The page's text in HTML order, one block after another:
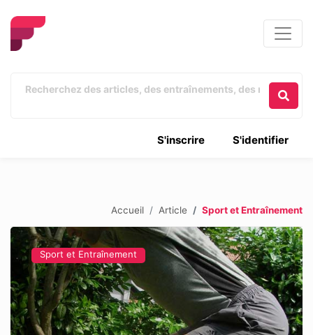
S'identifier
S'inscrire
Accueil Article Sport et Entraînement
Sport et Entraînement